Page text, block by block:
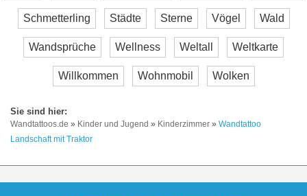
Schmetterling Städte Sterne Vögel Wald
Wandsprüche Wellness Weltall Weltkarte
Willkommen Wohnmobil Wolken
Wandtattoos.de » Kinder und Jugend » Kinderzimmer » Wandtattoo
Landschaft mit Traktor